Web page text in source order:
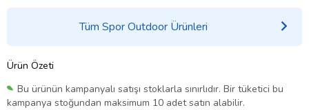
Tüm Spor Outdoor Ürünleri
Ürün Özeti
Bu ürünün kampanyalı satışı stoklarla sınırlıdır. Bir tüketici bu
kampanya stoğundan maksimum 10 adet satın alabilir.